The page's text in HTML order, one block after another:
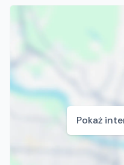
Pokaż